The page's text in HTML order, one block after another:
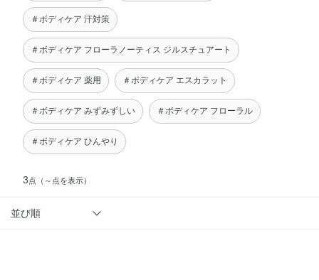
＃ボディケア 汗対策
＃ボディケア フローラノーティス ジルスチュアート
＃ボディケア 薬用 ＃ボディケア エスカラット
＃ボディケア みずみずしい ＃ボディケア フローラル
＃ボディケア ひんやり
3点 （～点を表示）
並び順